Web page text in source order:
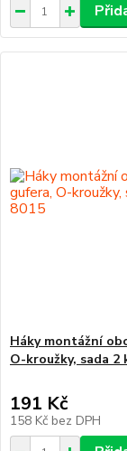
Háky montážní
O-kroužky, sada 2
191 Kč
158 Kč bez DPH